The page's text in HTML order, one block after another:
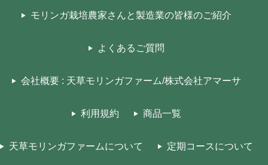
モリンガ栽培農家さんと製造業の皆様のご紹介
よくあるご質問
会社概要 : 天草モリンガファーム/株式会社アマーサ
利用規約 商品一覧
天草モリンガファームについて 定期コースについて